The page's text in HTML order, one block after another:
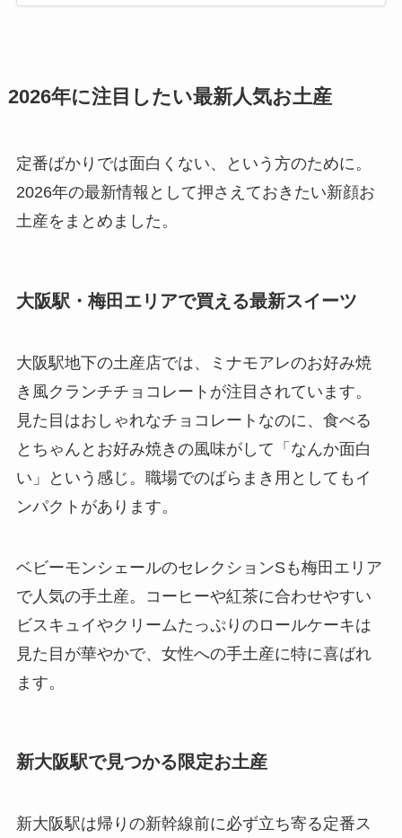
2026年に注目したい最新人気お土産
定番ばかりでは面白くない、という方のために。
2026年の最新情報として押さえておきたい新顔お
土産をまとめました。
大阪駅・梅田エリアで買える最新スイーツ
大阪駅地下の土産店では、ミナモアレのお好み焼
き風クランチチョコレートが注目されています。
見た目はおしゃれなチョコレートなのに、食べる
とちゃんとお好み焼きの風味がして「なんか面白
い」という感じ。職場でのばらまき用としてもイ
ンパクトがあります。
ベビーモンシェールのセレクションSも梅田エリア
で人気の手土産。コーヒーや紅茶に合わせやすい
ビスキュイやクリームたっぷりのロールケーキは
見た目が華やかで、女性への手土産に特に喜ばれ
ます。
新大阪駅で見つかる限定お土産
新大阪駅は帰りの新幹線前に必ず立ち寄る定番ス